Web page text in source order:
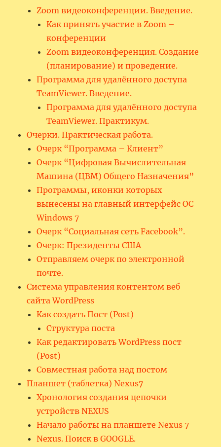
Zoom видеоконференции. Введение.
Как принять участие в Zoom –
конференции
Zoom видеоконференция. Создание
(планирование) и проведение.
Программа для удалённого доступа
TeamViewer. Введение.
Программа для удалённого доступа
TeamViewer. Практикум.
Очерки. Практическая работа.
Очерк “Программа – Клиент”
Очерк “Цифровая Вычислительная
Машина (ЦВМ) Общего Назначения”
Программы, иконки которых
вынесены на главный интерфейс ОС
Windows 7
Очерк “Социальная сеть Facebook”.
Очерк: Президенты США
Отправляем очерк по электронной
почте.
Система управления контентом веб
сайта WordPress
Как создать Пост (Post)
Структура поста
Как редактировать WordPress пост
(Post)
Совместная работа над постом
Планшет (таблетка) Nexus7
Хронология создания цепочки
устройств NEXUS
Начало работы на планшете Nexus 7
Nexus. Поиск в GOOGLE.